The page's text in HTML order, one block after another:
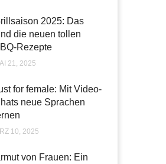
2025: Das
die neuen tollen
Rezepte
21, 2025
for female: Mit Video-
neue Sprachen
10, 2025
von Frauen: Ein